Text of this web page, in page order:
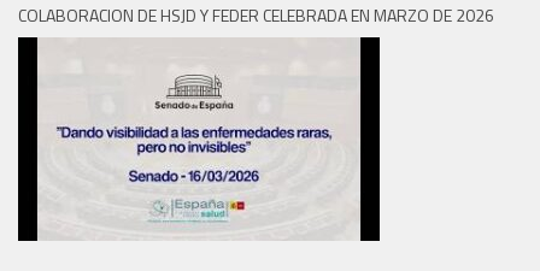
COLABORACION DE HSJD Y FEDER CELEBRADA EN MARZO DE 2026